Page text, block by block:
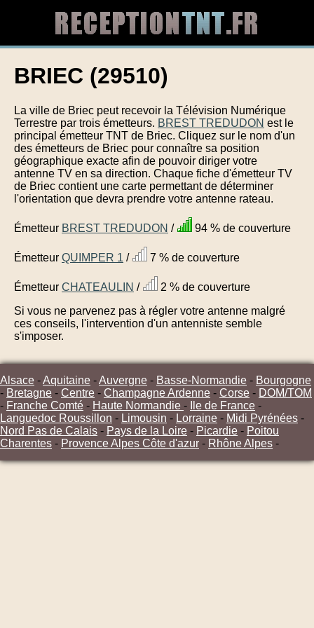
BRIEC (29510)
La ville de Briec peut recevoir la Télévision Numérique
Terrestre par trois émetteurs. BREST TREDUDON est le
principal émetteur TNT de Briec. Cliquez sur le nom d'un
des émetteurs de Briec pour connaître sa position
géographique exacte afin de pouvoir diriger votre
antenne TV en sa direction. Chaque fiche d'émetteur TV
de Briec contient une carte permettant de déterminer
l'orientation que devra prendre votre antenne rateau.
Émetteur BREST TREDUDON / 94 % de couverture
Émetteur QUIMPER 1 / 7 % de couverture
Émetteur CHATEAULIN /
2 % de couverture
Si vous ne parvenez pas à régler votre antenne malgré
ces conseils, l'intervention d'un antenniste semble
s'imposer.
Alsace -Aquitaine -Auvergne - Basse-Normandie - Bourgogne
- Bretagne - Centre - Champagne Ardenne - Corse - DOM/TOM
- Franche Comté - Haute Normandie - Ile de France -
Languedoc Roussillon - Limousin - Lorraine - Midi Pyrénées -
Nord Pas de Calais - Pays de la Loire - Picardie - Poitou
Charentes - Provence Alpes Côte d'azur - Rhône Alpes -